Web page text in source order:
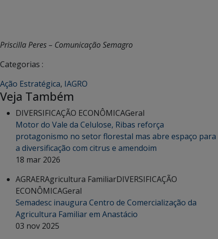
Priscilla Peres – Comunicação Semagro
Categorias :
Ação Estratégica, IAGRO
Veja Também
DIVERSIFICAÇÃO ECONÔMICAGeral
Motor do Vale da Celulose, Ribas reforça
protagonismo no setor florestal mas abre espaço para
a diversificação com citrus e amendoim
18 mar 2026
AGRAERAgricultura FamiliarDIVERSIFICAÇÃO
ECONÔMICAGeral
Semadesc inaugura Centro de Comercialização da
Agricultura Familiar em Anastácio
03 nov 2025